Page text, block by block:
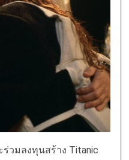
วมลงทุนสร้าง Titanic